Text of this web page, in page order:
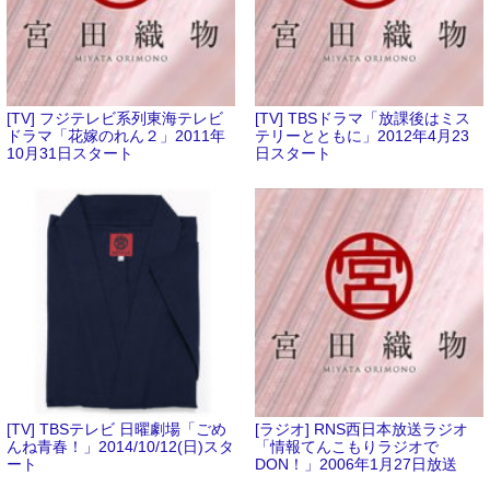
[TV] フジテレビ系列東海テレビ
ドラマ「花嫁のれん２」2011年
10月31日スタート
[TV] TBSドラマ「放課後はミス
テリーとともに」2012年4月23
日スタート
[TV] TBSテレビ 日曜劇場「ごめ
んね青春！」2014/10/12(日)スタ
ート
[ラジオ] RNS西日本放送ラジオ
「情報てんこもりラジオで
DON！」2006年1月27日放送